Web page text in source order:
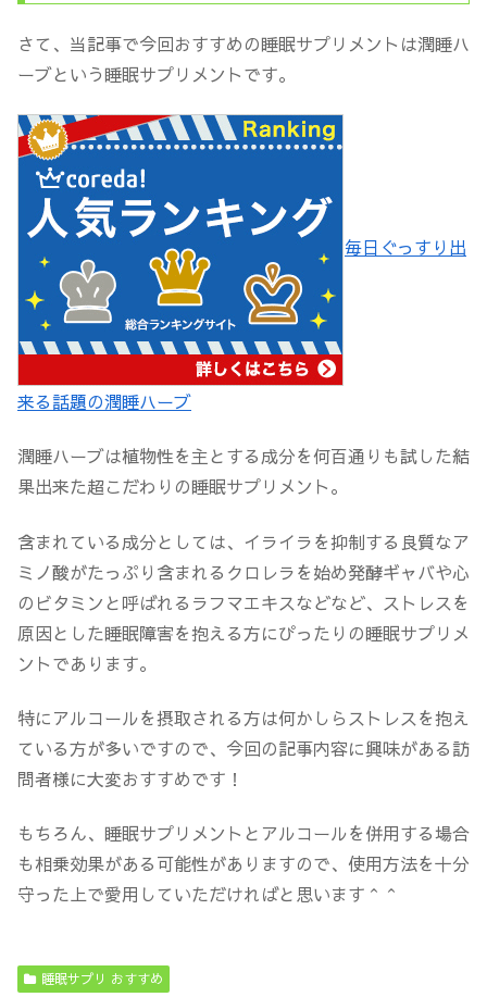
さて、当記事で今回おすすめの睡眠サプリメントは潤睡ハ
ーブという睡眠サプリメントです。
毎日ぐっすり出
来る話題の潤睡ハーブ
潤睡ハーブは植物性を主とする成分を何百通りも試した結
果出来た超こだわりの睡眠サプリメント。
含まれている成分としては、イライラを抑制する良質なア
ミノ酸がたっぷり含まれるクロレラを始め発酵ギャバや心
のビタミンと呼ばれるラフマエキスなどなど、ストレスを
原因とした睡眠障害を抱える方にぴったりの睡眠サプリメ
ントであります。
特にアルコールを摂取される方は何かしらストレスを抱え
ている方が多いですので、今回の記事内容に興味がある訪
問者様に大変おすすめです！
もちろん、睡眠サプリメントとアルコールを併用する場合
も相乗効果がある可能性がありますので、使用方法を十分
守った上で愛用していただければと思います＾＾
睡眠サプリ おすすめ